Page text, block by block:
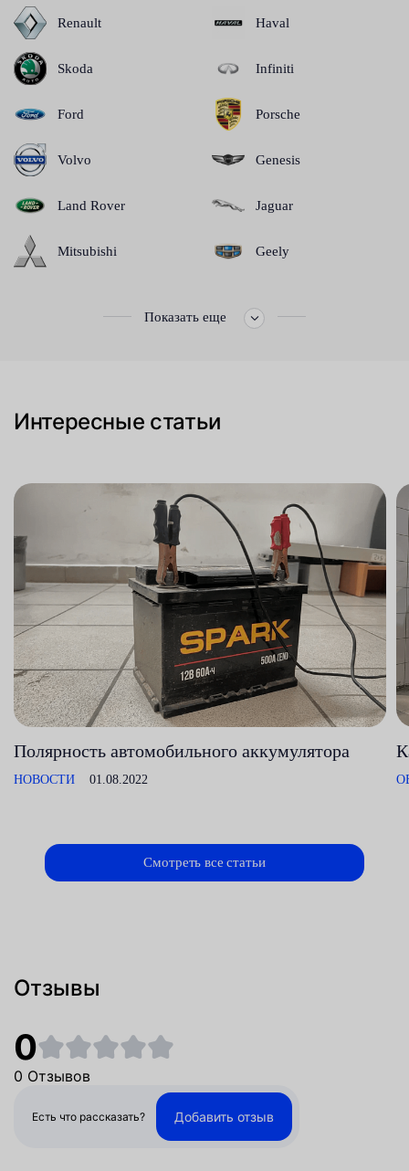
Renault
Skoda
Ford
Volvo
Land Rover
Mitsubishi
Haval
Infiniti
Porsche
Genesis
Jaguar
Geely
Показать еще
Интересные статьи
Полярность автомобильного аккумулятора
НОВОСТИ 01.08.2022
Смотреть все статьи
Отзывы
0
0 Отзывов
Есть что рассказать? Добавить отзыв